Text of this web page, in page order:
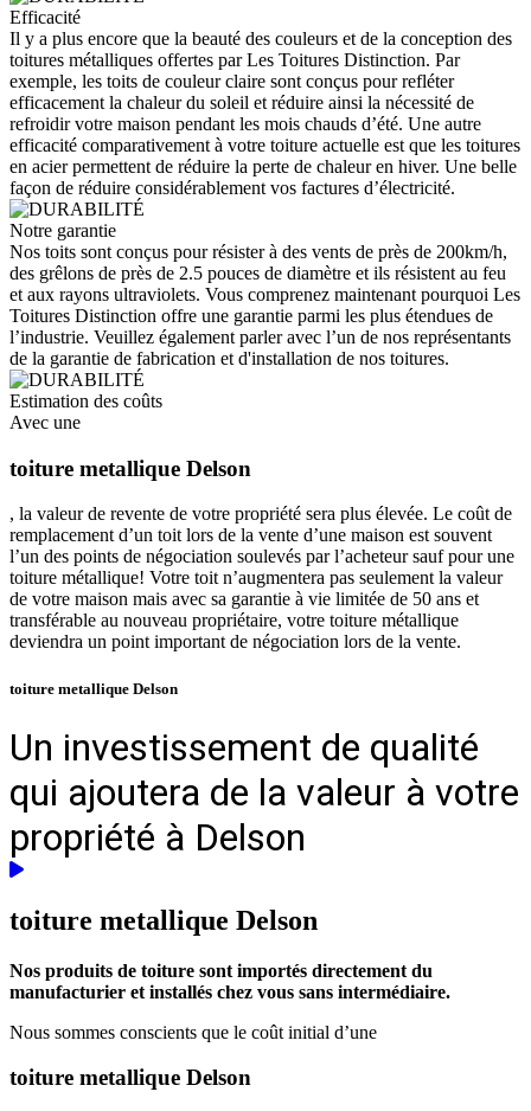
Efficacité
Il y a plus encore que la beauté des couleurs et de la conception des
toitures métalliques offertes par Les Toitures Distinction. Par
exemple, les toits de couleur claire sont conçus pour refléter
efficacement la chaleur du soleil et réduire ainsi la nécessité de
refroidir votre maison pendant les mois chauds d’été. Une autre
efficacité comparativement à votre toiture actuelle est que les toitures
en acier permettent de réduire la perte de chaleur en hiver. Une belle
façon de réduire considérablement vos factures d’électricité.
Notre garantie
Nos toits sont conçus pour résister à des vents de près de 200km/h,
des grêlons de près de 2.5 pouces de diamètre et ils résistent au feu
et aux rayons ultraviolets. Vous comprenez maintenant pourquoi Les
Toitures Distinction offre une garantie parmi les plus étendues de
l’industrie. Veuillez également parler avec l’un de nos représentants
de la garantie de fabrication et d'installation de nos toitures.
Estimation des coûts
Avec une
toiture metallique Delson
, la valeur de revente de votre propriété sera plus élevée. Le coût de
remplacement d’un toit lors de la vente d’une maison est souvent
l’un des points de négociation soulevés par l’acheteur sauf pour une
toiture métallique! Votre toit n’augmentera pas seulement la valeur
de votre maison mais avec sa garantie à vie limitée de 50 ans et
transférable au nouveau propriétaire, votre toiture métallique
deviendra un point important de négociation lors de la vente.
toiture metallique Delson
Un investissement de qualité
qui ajoutera de la valeur à votre
propriété à Delson
toiture metallique Delson
Nos produits de toiture sont importés directement du
manufacturier et installés chez vous sans intermédiaire.
Nous sommes conscients que le coût initial d’une
toiture metallique Delson